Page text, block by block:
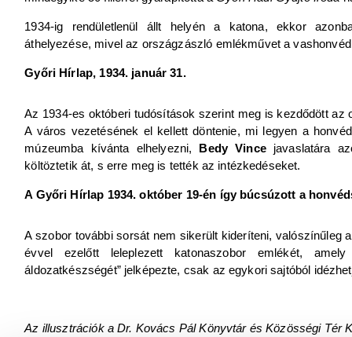
1934-ig rendületlenül állt helyén a katona, ekkor
áthelyezése, mivel az országzászló emlékművet a
Győri Hírlap, 1934. január 31.
Az 1934-es októberi tudósítások szerint meg is kezdődött
A város vezetésének el kellett döntenie, mi legyen a
múzeumba kívánta elhelyezni, Bedy Vincejavaslatára
költöztetik át, s erre meg is tették az intézkedéseket.
A Győri Hírlap 1934. október 19-én így búcsúzott a
A szobor további sorsát nem sikerült kideríteni, valószínűleg
évvel ezelőtt leleplezett katonaszobor emlékét,
áldozatkészségét” jelképezte, csak az egykori sajtóból
Az illusztrációk a Dr. Kovács Pál Könyvtár és Közösségi Tér